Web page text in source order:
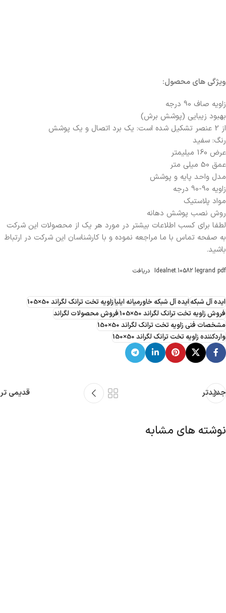
ویژگی های محصول:
زاویه صاف 90 درجه
بهبود زیبایی (پوشش برش)
از 2 عنصر تشکیل شده است: یک برد اتصال و یک پوشش
رنگ: سفید
عرض 160 میلیمتر
عمق 50 میلی متر
مدل واحد پایه و پوشش
زاویه 90-90 درجه
مواد پلاستیک
روش نصب پوشش دهانه
لطفا برای کسب اطلاعات بیشتر در مورد هر یک از محصولات این شرکت
به صفحه تماس با ما مراجعه نموده و با کارشناسان این شرکت در ارتباط
باشید.
Idealnet.10582 legrand pdf دریافت
ایده آل شبکهایده آل شبکه خاورمیانه ایلیازاویه تخت ترانک لگراند 50×105
فروش زاویه تخت ترانک لگراند 50×105
فروش محصولات لگراند
مشخصات فنی زاویه تخت ترانک لگراند 50×150
واردکننده زاویه تخت ترانک لگراند 50×150
جدیدتر قدیمی تر
نوشته های مشابه